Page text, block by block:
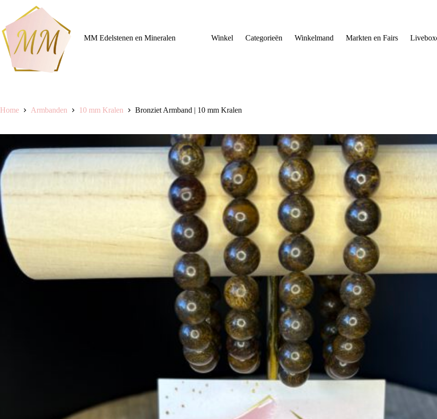
inhoud
MM Edelstenen en Mineralen
Winkel Categorieën Winkelmand Markten en Fairs
Home Armbanden 10 mm Kralen Bronziet Armband | 10 mm Kralen